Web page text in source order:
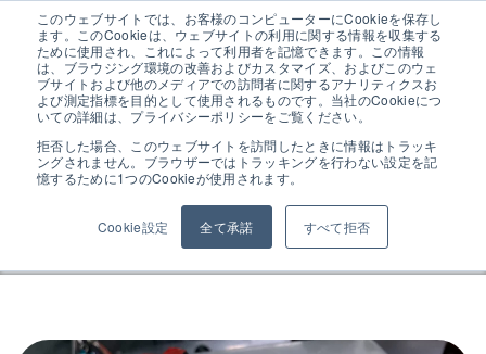
このウェブサイトでは、お客様のコンピューターにCookieを保存し
ます。このCookieは、ウェブサイトの利用に関する情報を収集する
ために使用され、これによって利用者を記憶できます。この情報
は、ブラウジング環境の改善およびカスタマイズ、およびこのウェ
ブサイトおよび他のメディアでの訪問者に関するアナリティクスお
よび測定指標を目的として使用されるものです。当社のCookieにつ
いての詳細は、プライバシーポリシーをご覧ください。
拒否した場合、このウェブサイトを訪問したときに情報はトラッキ
ングされません。ブラウザーではトラッキングを行わない設定を記
憶するために1つのCookieが使用されます。
Cookie設定 全て承諾 すべて拒否
試食イベント
日東富士製粉様とのコラボイベント
イベント 試作 歴史